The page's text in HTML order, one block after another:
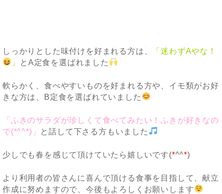
しっかりとした味付けを好まれる方は、
「迷わずAやな！
」
とA定食を選ばれました
軟らかく、食べやすいものを好まれる方や、イモ類がお好
きな方は、B定食を選ばれていました
「ふきのサラダが珍しくて食べてみたい！ふきが好きなの
で(*^^*)」
と話して下さる方もいました
少しでも春を感じて頂けていたら嬉しいです(*^^*)
より利用者の皆さんに喜んで頂ける食事を目指して、献立
作成に努めますので、今後もよろしくお願いします